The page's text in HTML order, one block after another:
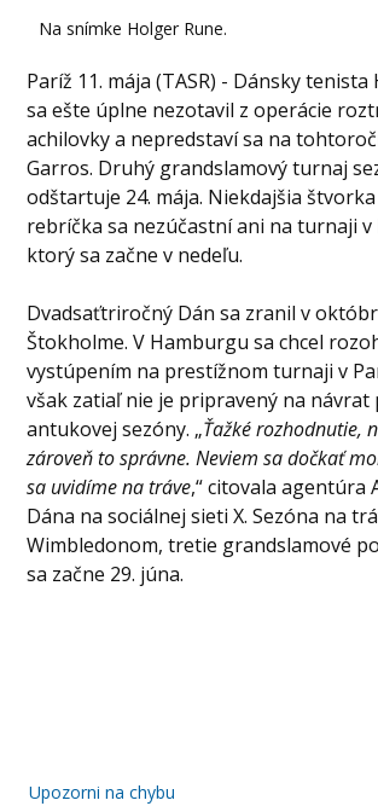
Na snímke Holger Rune.
Paríž 11. mája (TASR) - Dánsky tenista
sa ešte úplne nezotavil z operácie
achilovky a nepredstaví sa na
Garros. Druhý grandslamový turnaj
odštartuje 24. mája. Niekdajšia
rebríčka sa nezúčastní ani na turnaji
ktorý sa začne v nedeľu.
Dvadsaťtriročný Dán sa zranil v
Štokholme. V Hamburgu sa chcel
vystúpením na prestížnom turnaji v
však zatiaľ nie je pripravený na návrat
antukovej sezóny. „Ťažké rozhodnutie,
zároveň to správne. Neviem sa dočkať
sa uvidíme na tráve,“ citovala agentúra
Dána na sociálnej sieti X. Sezóna na
Wimbledonom, tretie grandslamové
sa začne 29. júna.
Upozorni na chybu